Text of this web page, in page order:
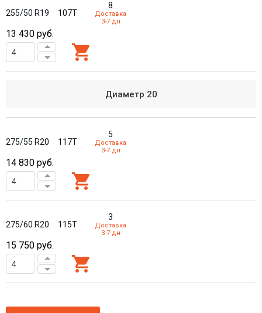
255/50 R19 107T
8
Доставка
3-7 дн
13 430 руб.
Диаметр 20
275/55 R20 117T
5
Доставка
3-7 дн
14 830 руб.
275/60 R20 115T
3
Доставка
3-7 дн
15 750 руб.